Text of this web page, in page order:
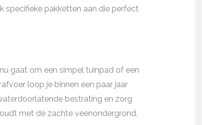
specifieke pakketten aan die perfect
gaat om een simpel tuinpad of een
loop je binnen een paar jaar
bestrating en zorg
met de zachte veenondergrond.